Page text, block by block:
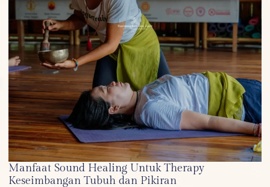
Manfaat Sound Healing Untuk Therapy
Keseimbangan Tubuh dan Pikiran